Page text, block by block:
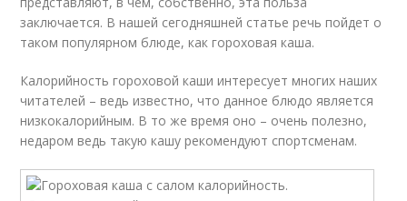
заключается. В нашей сегодняшней статье речь пойдет о
таком популярном блюде, как гороховая каша.
Калорийность гороховой каши интересует многих наших
читателей – ведь известно, что данное блюдо является
низкокалорийным. В то же время оно – очень полезно,
недаром ведь такую кашу рекомендуют спортсменам.